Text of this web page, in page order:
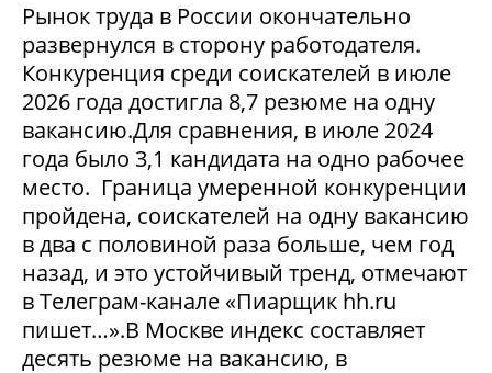
Рынок труда в России окончательно
развернулся в сторону работодателя.
Конкуренция среди соискателей в июле
2026 года достигла 8,7 резюме на одну
вакансию.Для сравнения, в июле 2024
года было 3,1 кандидата на одно рабочее
место. Граница умеренной конкуренции
пройдена, соискателей на одну вакансию
в два с половиной раза больше, чем год
назад, и это устойчивый тренд, отмечают
в Телеграм-канале «Пиарщик hh.ru
пишет…».В Москве индекс составляет
десять резюме на вакансию, в